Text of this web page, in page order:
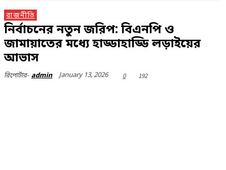
রাজনীতি
নির্বাচনের নতুন জরিপ: বিএনপি ও
জামায়াতের মধ্যে হাড্ডাহাড্ডি লড়াইয়ের
আভাস
রিপোর্টার- admin January 13, 2026 0 192